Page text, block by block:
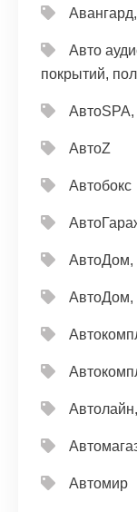
Авто
покрытий,
АвтоSPA,
АвтоZ
Автобокс
АвтоДом,
АвтоДом,
Автомир